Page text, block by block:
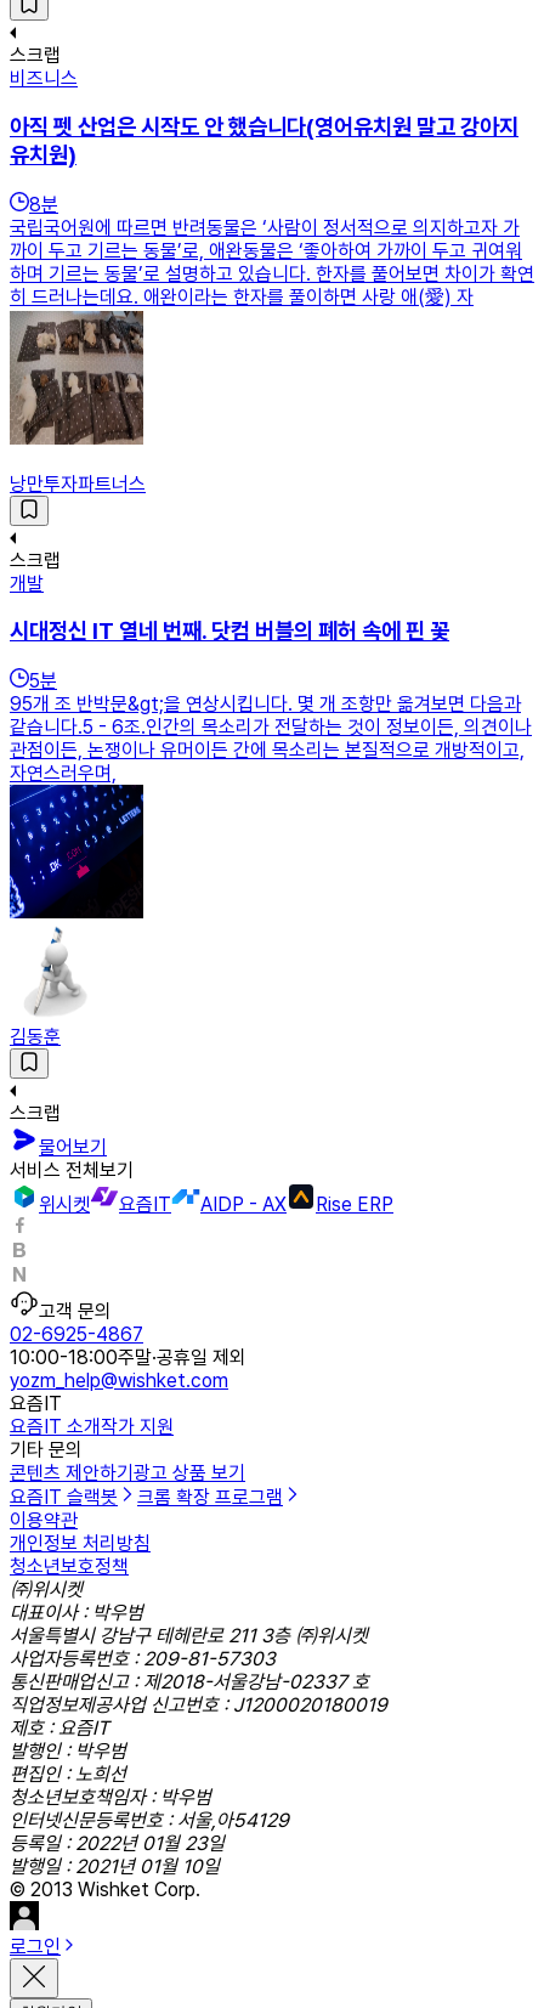
스크랩
비즈니스
아직 펫 산업은 시작도 안 했습니다(영어유치원 말고 강아지
유치원)
8분
국립국어원에 따르면 반려동물은 ‘사람이 정서적으로 의지하고자 가
까이 두고 기르는 동물’로, 애완동물은 ‘좋아하여 가까이 두고 귀여워
하며 기르는 동물’로 설명하고 있습니다. 한자를 풀어보면 차이가 확연
히 드러나는데요. 애완이라는 한자를 풀이하면 사랑 애(愛) 자
낭만투자파트너스
스크랩
개발
시대정신 IT 열네 번째. 닷컴 버블의 폐허 속에 핀 꽃
5분
95개 조 반박문&gt;을 연상시킵니다. 몇 개 조항만 옮겨보면 다음과
같습니다.5 - 6조.인간의 목소리가 전달하는 것이 정보이든, 의견이나
관점이든, 논쟁이나 유머이든 간에 목소리는 본질적으로 개방적이고,
자연스러우며,
김동훈
스크랩
물어보기
서비스 전체보기
위시켓
요즘IT AIDP - AX Rise ERP
고객 문의
02-6925-4867
10:00-18:00주말·공휴일 제외
yozm_help@wishket.com
요즘IT
요즘IT 소개작가 지원
기타 문의
콘텐츠 제안하기 광고 상품 보기
요즘IT 슬랙봇
크롬 확장 프로그램
이용약관
개인정보 처리방침
청소년보호정책
㈜위시켓
대표이사 : 박우범
서울특별시 강남구 테헤란로 211 3층 ㈜위시켓
사업자등록번호 : 209-81-57303
통신판매업신고 : 제2018-서울강남-02337 호
직업정보제공사업 신고번호 : J1200020180019
제호 : 요즘IT
발행인 : 박우범
편집인 : 노희선
청소년보호책임자 : 박우범
인터넷신문등록번호 : 서울,아54129
등록일 : 2022년 01월 23일
발행일 : 2021년 01월 10일
© 2013 Wishket Corp.
로그인